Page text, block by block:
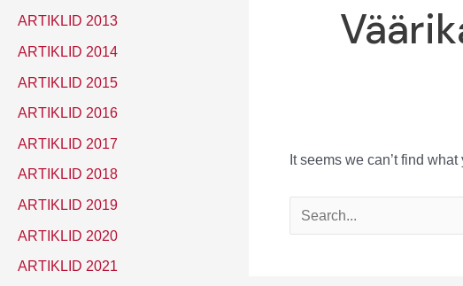
ARTIKLID 2013
ARTIKLID 2014
ARTIKLID 2015
ARTIKLID 2016
ARTIKLID 2017
ARTIKLID 2018
ARTIKLID 2019
ARTIKLID 2020
ARTIKLID 2021
It seems we can’t find
Search
for: